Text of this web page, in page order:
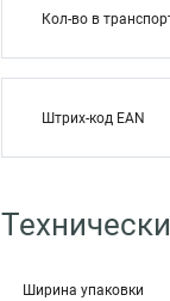
Кол-во в
Штрих-код EAN
Ширина упаковки